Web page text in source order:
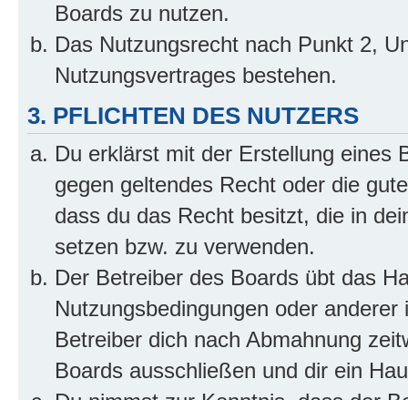
Boards zu nutzen.
Das Nutzungsrecht nach Punkt 2,
Nutzungsvertrages bestehen.
3. PFLICHTEN DES NUTZERS
Du erklärst mit der Erstellung eines
gegen geltendes Recht oder die
dass du das Recht besitzt, die in
setzen bzw. zu verwenden.
Der Betreiber des Boards übt das
Nutzungsbedingungen oder
Betreiber dich nach Abmahnung
Boards ausschließen und dir ein